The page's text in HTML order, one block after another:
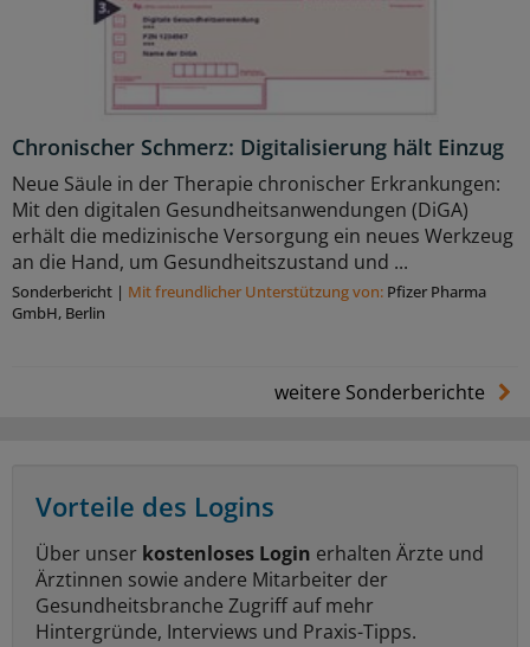
Chronischer Schmerz: Digitalisierung hält Einzug
Neue Säule in der Therapie chronischer Erkrankungen:
Mit den digitalen Gesundheitsanwendungen (DiGA)
erhält die medizinische Versorgung ein neues Werkzeug
an die Hand, um Gesundheitszustand und ...
Sonderbericht | Mit freundlicher Unterstützung von: Pfizer Pharma
GmbH, Berlin
weitere Sonderberichte
Vorteile des Logins
Über unser kostenloses Login erhalten Ärzte und
Ärztinnen sowie andere Mitarbeiter der
Gesundheitsbranche Zugriff auf mehr
Hintergründe, Interviews und Praxis-Tipps.